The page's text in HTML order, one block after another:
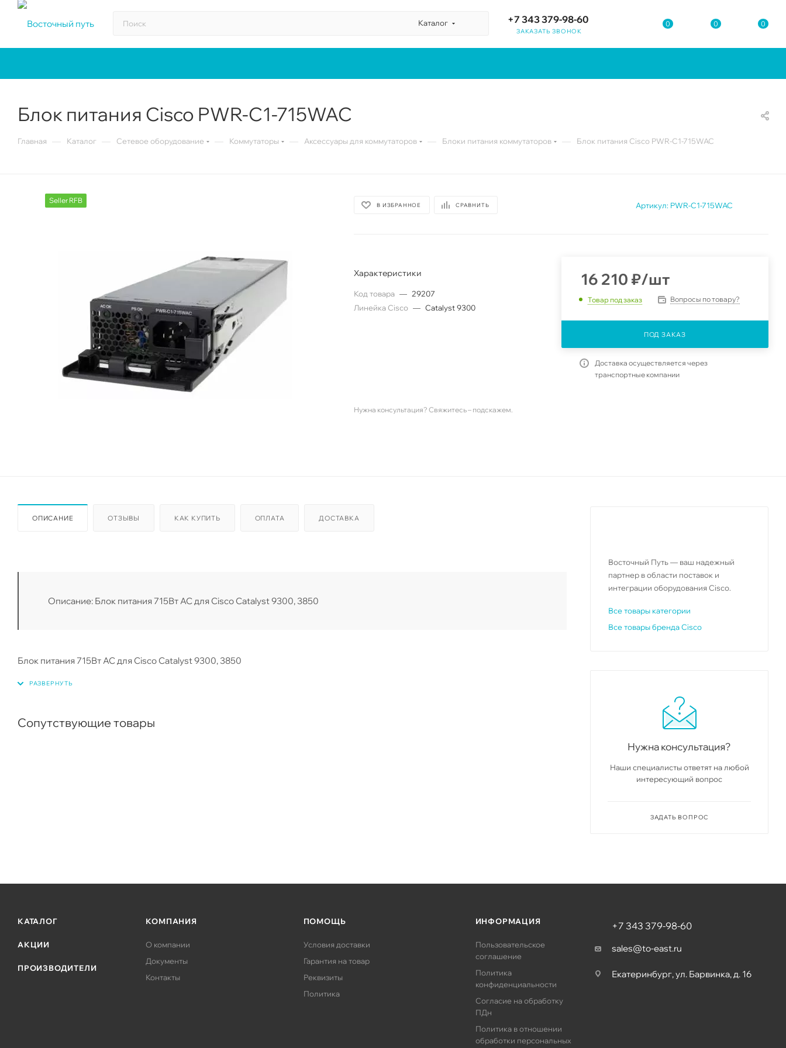
Каталог +7 343 379-98-60
ЗАКАЗАТЬ ЗВОНОК
0 0 0
Блок питания Cisco PWR-C1-715WAC
Главная Каталог Сетевое оборудование Коммутаторы Аксессуары для коммутаторов Блоки питания коммутаторов Блок питания Cisco PWR-C1-715WAC
Seller RFB
В ИЗБРАННОЕ СРАВНИТЬ Артикул: PWR-C1-715WAC
Характеристики
Код товара — 29207
Линейка Cisco — Catalyst 9300
16 210 ₽/шт
Товар под заказ Вопросы по товару?
ПОД ЗАКАЗ
Доставка осуществляется через
транспортные компании
Нужна консультация? Свяжитесь – подскажем.
ОПИСАНИЕ ОТЗЫВЫ КАК КУПИТЬ ОПЛАТА ДОСТАВКА
Описание: Блок питания 715Вт AC для Cisco Catalyst 9300, 3850
Блок питания 715Вт AC для Cisco Catalyst 9300, 3850
Сопутствующие товары
Восточный Путь — ваш надежный
партнер в области поставок и
интеграции оборудования Cisco.
Все товары категории
Все товары бренда Cisco
Нужна консультация?
Наши специалисты ответят на любой
интересующий вопрос
ЗАДАТЬ ВОПРОС
КАТАЛОГ
АКЦИИ
ПРОИЗВОДИТЕЛИ
КОМПАНИЯ
О компании
Документы
Контакты
ПОМОЩЬ
Условия доставки
Гарантия на товар
Реквизиты
Политика
ИНФОРМАЦИЯ
Пользовательское
соглашение
Политика
конфиденциальности
Согласие на обработку
ПДн
Политика в отношении
обработки персональных
+7 343 379-98-60
sales@to-east.ru
Екатеринбург, ул. Барвинка, д. 16